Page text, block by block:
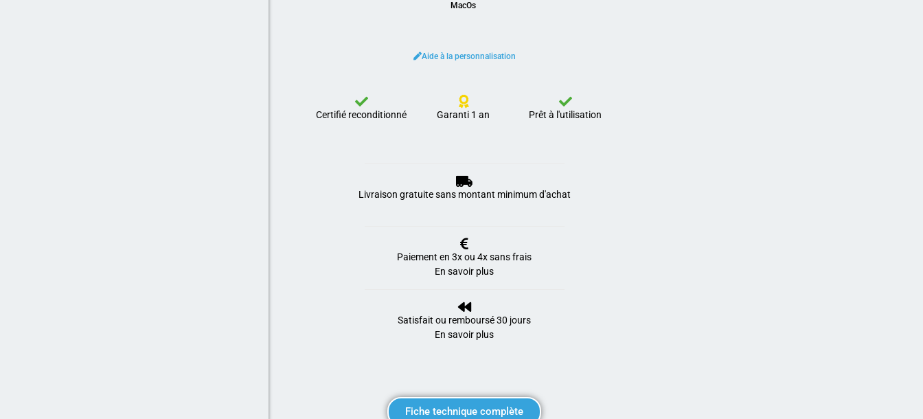
MacOs
Aide à la personnalisation
Certifié reconditionné Garanti 1 an Prêt à l'utilisation
Livraison gratuite sans montant minimum d'achat
Paiement en 3x ou 4x sans frais
En savoir plus
Satisfait ou remboursé 30 jours
En savoir plus
Fiche technique complète